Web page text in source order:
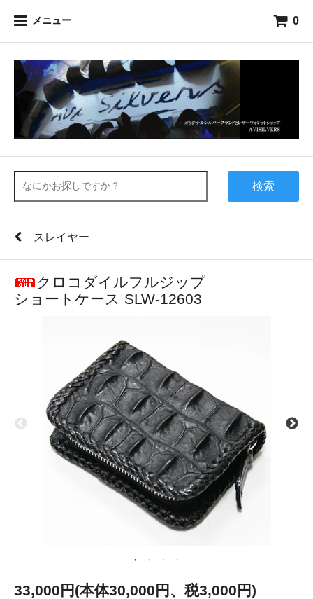
メニュー 0
検索
スレイヤー
クロコダイルフルジップ
ショートケース SLW-12603
33,000円(本体30,000円、税3,000円)